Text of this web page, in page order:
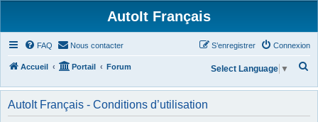
AutoIt Français
FAQ Nous contacter Connexion
S’enregistrer
Accueil Portail Forum
h
Select Language ▼
AutoIt Français - Conditions d’utilisation